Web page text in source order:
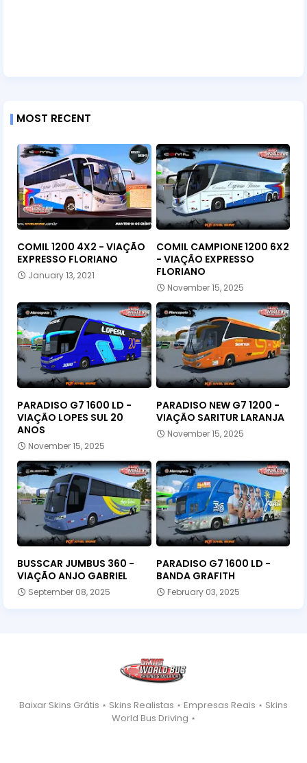
MOST RECENT
COMIL 1200 4X2 - VIAÇÃO
EXPRESSO FLORIANO
January 13, 2021
COMIL CAMPIONE 1200 6X2
- VIAÇÃO EXPRESSO
FLORIANO
November 15, 2025
PARADISO G7 1600 LD -
VIAÇÃO LOPES SUL 20
ANOS
November 15, 2025
PARADISO NEW G7 1200 -
VIAÇÃO SARITUR LARANJA
November 15, 2025
BUSSCAR JUMBUS 360 -
VIAÇÃO ANJO GABRIEL
September 08, 2025
PARADISO G7 1600 LD -
BANDA GRAFITH
February 03, 2025
Baixar Skins Grátis ⋆ Skins Realistas ⋆ Empresas Reais ⋆ Skins
World Bus Driving ⋆